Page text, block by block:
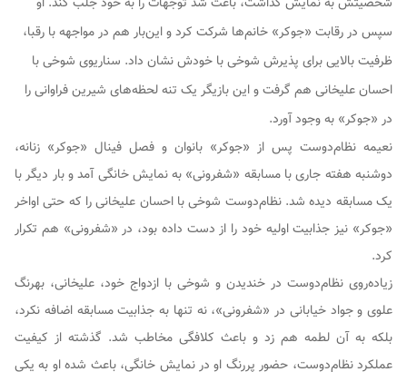
سپس در رقابت «جوکر» خانم‌ها شرکت کرد و این‌بار هم در مواجهه با رقبا،
ظرفیت بالایی برای پذیرش شوخی‌ با خودش نشان داد. سناریوی شوخی با
احسان علیخانی هم گرفت و این بازیگر یک تنه لحظه‌های شیرین فراوانی را
در «جوکر» به وجود آورد.
نعیمه نظام‌دوست پس از «جوکر» بانوان و فصل فینال «جوکر» زنانه،
دوشنبه هفته جاری با مسابقه «شفرونی» به نمایش خانگی آمد و بار دیگر با
یک مسابقه دیده شد. نظام‌دوست شوخی با احسان علیخانی را که حتی اواخر
«جوکر» نیز جذابیت اولیه خود را از دست داده بود، در «شفرونی» هم تکرار
کرد.
زیاده‌روی نظام‌دوست در خندیدن و شوخی با ازدواج خود، علیخانی، بهرنگ
علوی و جواد خیابانی در «شفرونی»، نه تنها به جذابیت مسابقه اضافه نکرد،
بلکه به آن لطمه هم زد و باعث کلافگی مخاطب شد. گذشته از کیفیت
عملکرد نظام‌دوست، حضور پررنگ او در نمایش خانگی، باعث شده او به یکی